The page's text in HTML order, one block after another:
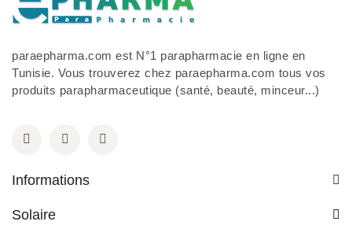
paraepharma.com est N°1 parapharmacie en ligne en
Tunisie. Vous trouverez chez paraepharma.com tous vos
produits parapharmaceutique (santé, beauté, minceur...)
Informations
Solaire